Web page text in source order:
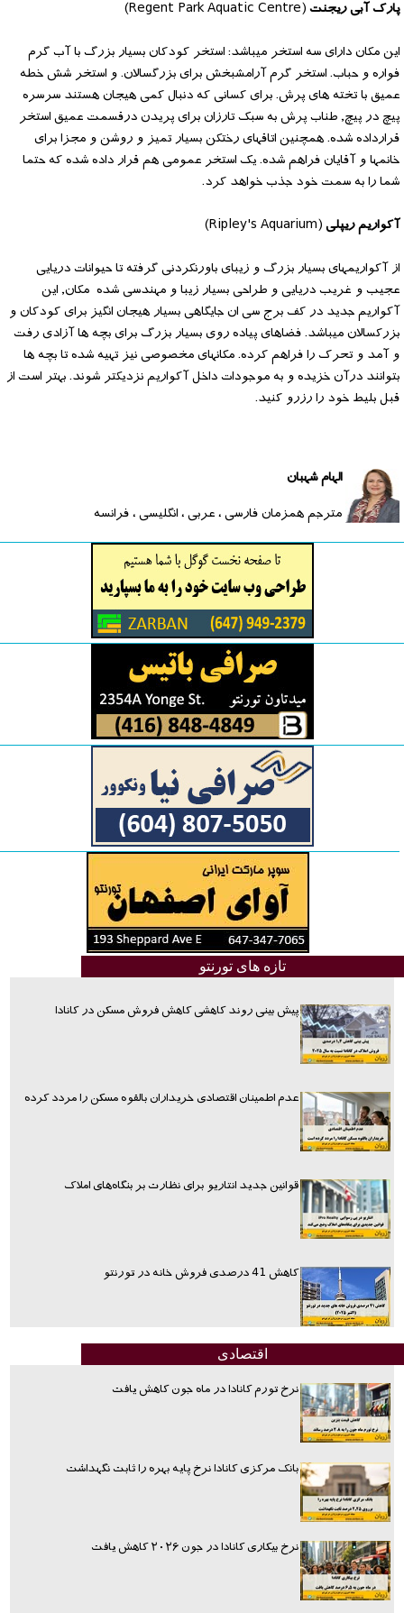
پارک آبی ریجنت(Regent Park Aquatic Centre)
این مکان دارای سه استخر میباشد: استخر کودکان بسیار بزرگ با آب گرم
فواره و حباب. استخر گرم آرامشبخش برای بزرگسالان. و استخر شش خطه
عمیق با تخته های پرش. برای کسانی که دنبال کمی هیجان هستند سرسره
پیچ در پیچ, طناب پرش به سبک تارزان برای پریدن درقسمت عمیق استخر
قرارداده شده. همچنین اتاقهای رختکن بسیار تمیز و روشن و مجزا برای
خانمها و آقایان فراهم شده. یک استخر عمومی هم قرار داده شده که حتما
شما را به سمت خود جذب خواهد کرد.
آکواریم ریپلی(Ripley's Aquarium)
از آکواریمهای بسیار بزرگ و زیبای باورنکردنی گرفته تا حیوانات دریایی
عجیب و غریب دریایی و طراحی بسیار زیبا و مهندسی شده مکان, این
آکواریم جدید در کف برج سی ان جایگاهی بسیار هیجان انگیز برای کودکان و
بزرکسالان میباشد. فضاهای پیاده روی بسیار بزرگ برای بچه ها آزادی رفت
و آمد و تحرک را فراهم کرده. مکانهای مخصوصی نیز تهیه شده تا بچه ها
بتوانند درآن خزیده و به موجودات داخل آکواریم نزدیکتر شوند. بهتر است از
قبل بلیط خود را رزرو کنید.
الهام شهبان
مترجم همزمان فارسی ، عربی ، انگلیسی ، فرانسه
تازه های تورنتو
پیش بینی روند کاهشی کاهش فروش مسکن در کانادا
عدم اطمینان اقتصادی خریداران بالقوه مسکن را مردد کرده
قوانین جدید انتاریو برای نظارت بر بنگاه‌های املاک
کاهش 41 درصدی فروش خانه در تورنتو
اقتصادی
نرخ تورم کانادا در ماه جون کاهش یافت
بانک مرکزی کانادا نرخ پایه بهره را ثابت نگهداشت
نرخ بیکاری کانادا در جون ۲۰۲۶ کاهش یافت